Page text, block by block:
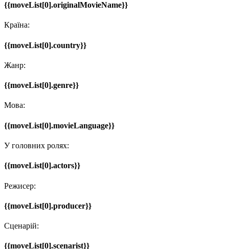
{{moveList[0].originalMovieName}}
Країна:
{{moveList[0].country}}
Жанр:
{{moveList[0].genre}}
Мова:
{{moveList[0].movieLanguage}}
У головних ролях:
{{moveList[0].actors}}
Режисер:
{{moveList[0].producer}}
Сценарій:
{{moveList[0].scenarist}}